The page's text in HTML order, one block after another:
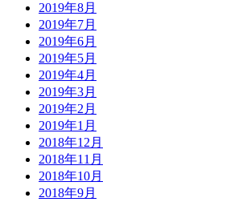
2019年8月
2019年7月
2019年6月
2019年5月
2019年4月
2019年3月
2019年2月
2019年1月
2018年12月
2018年11月
2018年10月
2018年9月